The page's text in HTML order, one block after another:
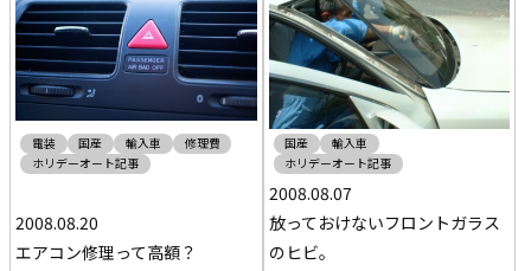
電装 国産 輸入車
修理費
ホリデーオート記事
2008.08.20
エアコン修理って高額？
国産
輸入車
ホリデーオート記事
2008.08.07
放っておけないフロントガラス
のヒビ。